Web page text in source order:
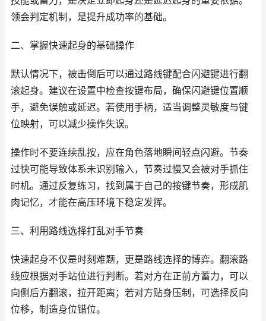
领会判定机制，是提升成功率的基础。
二、掌握快速起身的基础操作
默认情况下，被击倒后可以通过路线键配合闪避键进行翻
滚起身。建议在设置中检查按键布局，确保闪避键位置顺
手，避免误触或延迟。若使用手柄，适当调整灵敏度与键
位映射，可以减少操作失误。
操作时不要连续乱按，应在角色落地瞬间轻点闪避。节奏
过快可能导致体系未识别输入，节奏过慢又会被对手抓住
时机。通过反复练习，找到属于自己的按键节奏，形成肌
肉记忆，才能在高压环境下稳定发挥。
三、利用路线选择打乱对手节奏
快速起身不仅是时刻难题，更是路线选择的博弈。翻滚路
线应根据对手站位进行判断。若对方在正前方蓄力，可以
向侧后方翻滚，拉开距离；若对方贴身压制，可选择反向
位移，制造身位错位。